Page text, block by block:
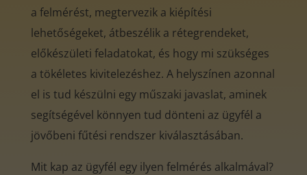
a felmérést, megtervezik a kiépítési
lehetőségeket, átbeszélik a rétegrendeket,
előkészületi feladatokat, és hogy mi szükséges
a tökéletes kivitelezéshez. A helyszínen azonnal
el is tud készülni egy műszaki javaslat, aminek
segítségével könnyen tud dönteni az ügyfél a
jövőbeni fűtési rendszer kiválasztásában.
Mit kap az ügyfél egy ilyen felmérés alkalmával?